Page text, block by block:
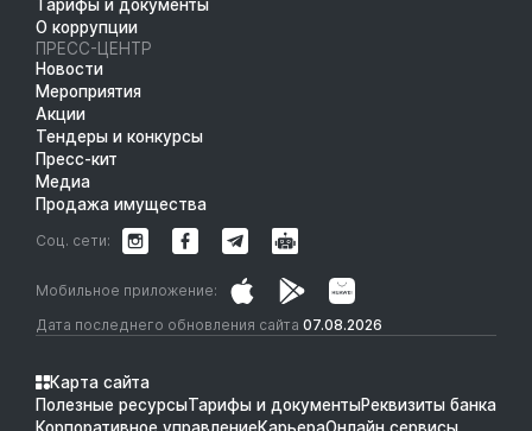
Тарифы и документы
О коррупции
ПРЕСС-ЦЕНТР
Новости
Мероприятия
Акции
Тендеры и конкурсы
Пресс-кит
Медиа
Продажа имущества
Дата последнего обновления сайта 07.08.2026
Мобильное приложение:
Соц. сети:
Карта сайта
Полезные ресурсыТарифы и документыРеквизиты банка
Корпоративное управлениеКарьераОнлайн сервисы